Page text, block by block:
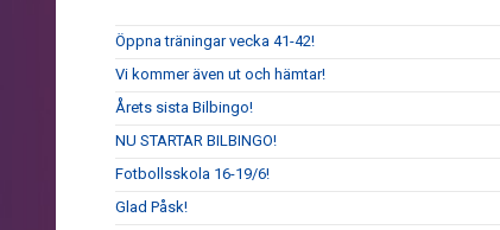
Öppna träningar vecka 41-42!
Vi kommer även ut och hämtar!
Årets sista Bilbingo!
NU STARTAR BILBINGO!
Fotbollsskola 16-19/6!
Glad Påsk!